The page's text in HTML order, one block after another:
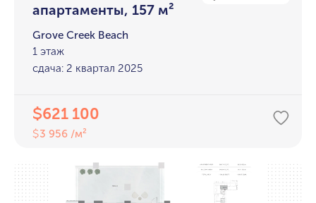
апартаменты, 157 м²
Grove Creek Beach
1 этаж
сдача: 2 квартал 2025
$621 100
$3 956 /м²